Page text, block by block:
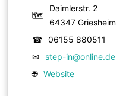
🗺
Daimlerstr. 2
64347 Griesheim
☎
06155 880511
✉
step-in@online.de
🌐 Website